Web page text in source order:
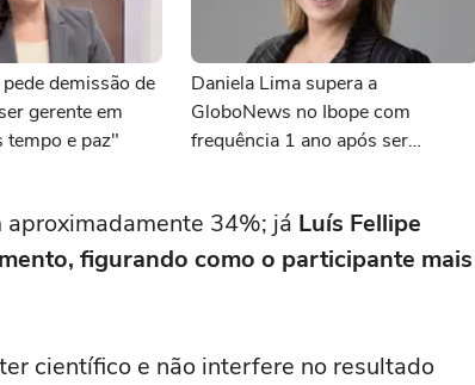
demissão de
gerente em
tempo e paz"
Daniela Lima supera a
GloboNews no Ibope com
frequência 1 ano após ser
34%; já Luís Fellipe
figurando como o participante mais
científico e não interfere no resultado